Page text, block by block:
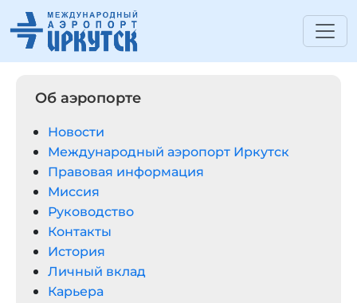
Об аэропорте
Новости
Международный аэропорт Иркутск
Правовая информация
Миссия
Руководство
Контакты
История
Личный вклад
Карьера